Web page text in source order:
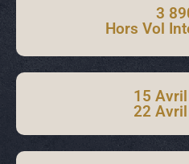
3
Hors Vol
15
22